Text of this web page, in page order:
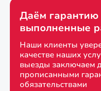
Даём гарантию
выполненные
Наши клиенты
качестве наших
выезды заключаем
прописанными
обязательствами